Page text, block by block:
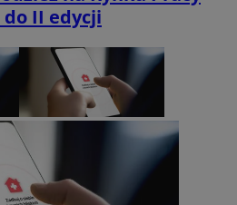
II edycji